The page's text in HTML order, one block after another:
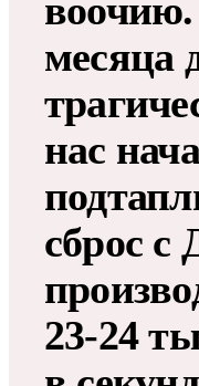
воочию.
месяца
нас
сброс с
23-24